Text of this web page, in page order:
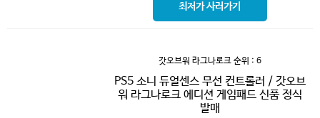
최저가 사러가기
갓오브워 라그나로크 순위 : 6
PS5 소니 듀얼센스 무선 컨트롤러 / 갓오브
워 라그나로크 에디션 게임패드 신품 정식
발매